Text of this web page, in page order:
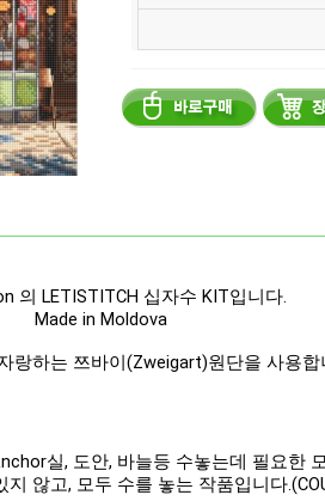
의 LETISTITCH 십자수 KIT입니다.
Made in Moldova
랑하는 쯔바이(Zweigart)원단을 사용합
실, 도안, 바늘등 수놓는데 필요한
않고, 모두 수를 놓는 작품입니다